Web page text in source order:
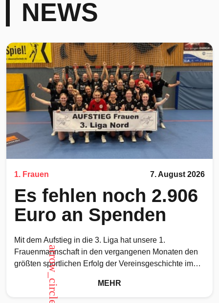
NEWS
1. Frauen 7. August 2026
Es fehlen noch 2.906
Euro an Spenden
Mit dem Aufstieg in die 3. Liga hat unsere 1.
Frauenmannschaft in den vergangenen Monaten den
größten sportlichen Erfolg der Vereinsgeschichte im
Frauenhandball erreicht. Ein
arrow_circle_up MEHR